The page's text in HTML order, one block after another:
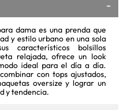
dama es una prenda que
y estilo urbano en una sola
característicos bolsillos
relajada, ofrece un look
ideal para el día a día.
con tops ajustados,
oversize y lograr un
y tendencia.